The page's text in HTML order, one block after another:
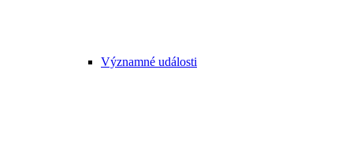
Významné události